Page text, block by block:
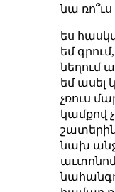
նա ռո՞ւս
ես
եմ
նեղում
եմ ասել
չռուս
կամքով
շատերին
նախ